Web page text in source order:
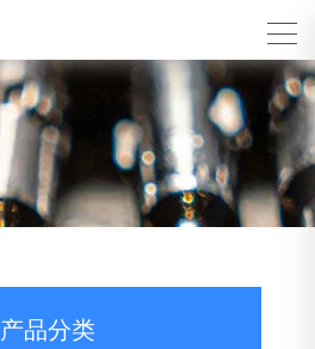
产品分类